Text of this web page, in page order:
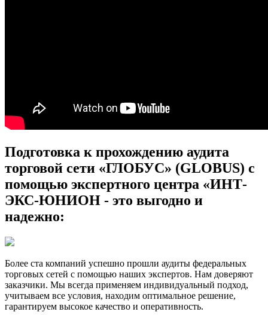
Подготовка к прохождению аудита
торговой сети «ГЛОБУС» (GLOBUS) с
помощью экспертного центра «ИНТ-
ЭКС-ЮНИОН - это выгодно и
надежно:
Более ста компаний успешно прошли аудиты федеральных
торговых сетей с помощью наших экспертов. Нам доверяют
заказчики. Мы всегда применяем индивидуальный подход,
учитываем все условия, находим оптимальное решение,
гарантируем высокое качество и оперативность.